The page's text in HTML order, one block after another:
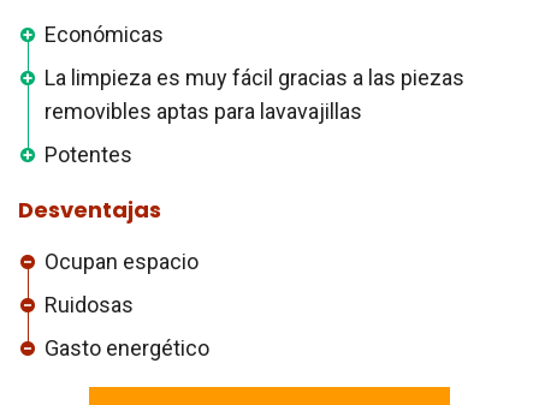
Económicas
La limpieza es muy fácil gracias a las piezas
removibles aptas para lavavajillas
Potentes
Desventajas
Ocupan espacio
Ruidosas
Gasto energético